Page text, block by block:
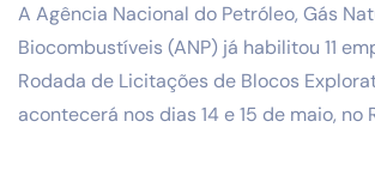
A Agência Nacional do Petróleo, Gás
Biocombustíveis (ANP) já habilitou 11
Rodada de Licitações de Blocos
acontecerá nos dias 14 e 15 de maio, no